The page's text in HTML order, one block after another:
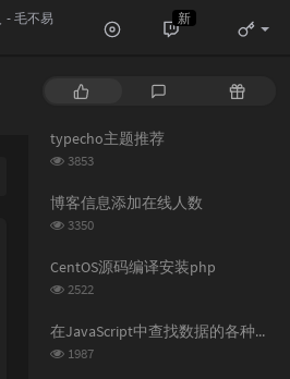
- 毛不易
任然
曾惜
花粥
岑宁儿
新
文
章
随
typecho主题推荐
浏
次
数:
3853
博客信息添加在线人数
浏
次
3350
CentOS源码编译安装php
浏
次
2522
在JavaScript中查找数据的各种方法
浏
1987